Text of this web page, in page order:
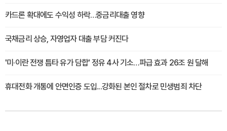
카드론 확대에도 수익성 하락…중금리대출 영향
국채금리 상승, 자영업자 대출 부담 커진다
'미·이란 전쟁 틈타 유가 담합' 정유 4사 기소…파급 효과 26조 원 달해
휴대전화 개통에 안면인증 도입...강화된 본인 절차로 민생범죄 차단